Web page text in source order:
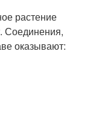
растение
Соединения,
оказывают: